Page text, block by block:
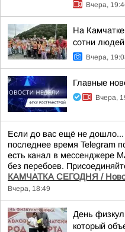
Вчера,
На
сотни
Вчера,
Главные
Вчера,
Если до вас ещё не дошло...
последнее время Telegram
есть канал в мессенджере
без перебоев.
КАМЧАТКА СЕГОДНЯ /
Вчера, 18:49
День
который